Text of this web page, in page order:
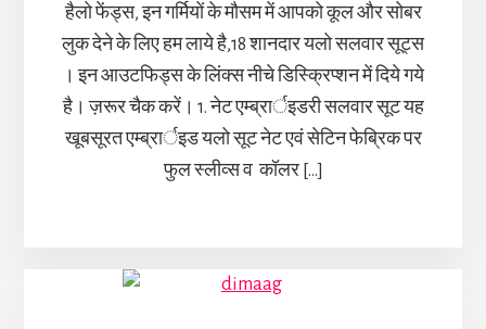
हैलो फेंड्स, इन गर्मियों के मौसम में आपको कूल और सोबर
लुक देने के लिए हम लाये है,18 शानदार यलो सलवार सूट्स
। इन आउटफिड्स के लिंक्स नीचे डिस्क्रिप्शन में दिये गये
है। ज़रूर चैक करें। 1. नेट एम्ब्रार्इडरी सलवार सूट यह
खूबसूरत एम्ब्रार्इड यलो सूट नेट एवं सेटिन फेब्रिक पर
फुल स्लीव्स व कॉलर […]